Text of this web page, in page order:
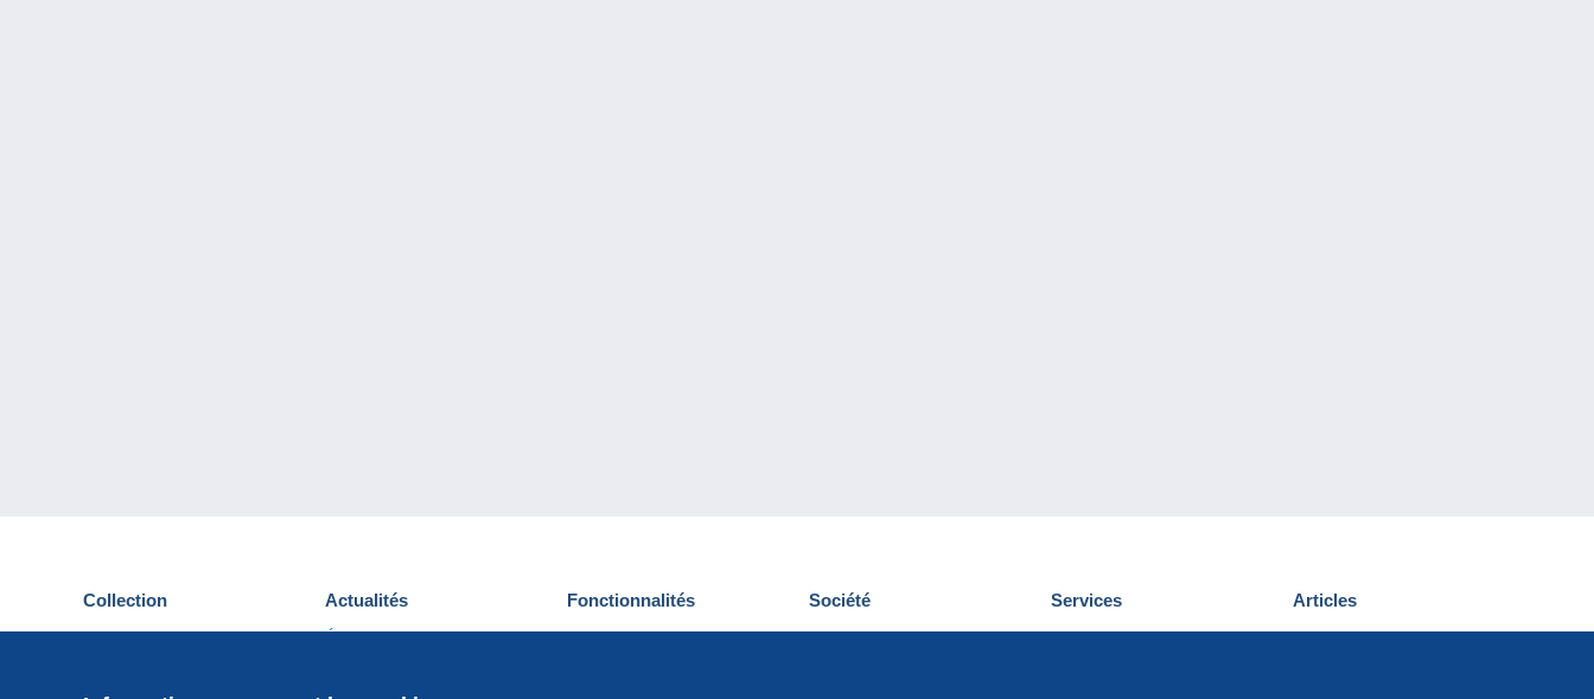
Collection
Cartes postales
Actualités
Événements Delcampe
Fonctionnalités
Nouveautés
Société
Qui sommes-nous
Services
Découvrir Delcampe
Articles